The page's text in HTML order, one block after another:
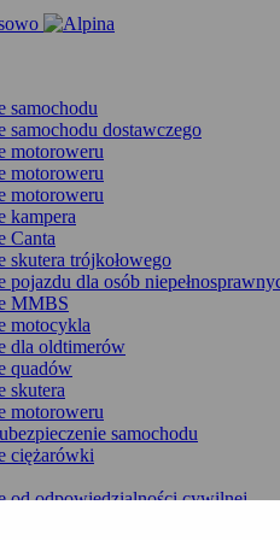
samochodu
samochodu dostawczego
motoroweru
motoroweru
motoroweru
kampera
Canta
skutera trójkołowego
pojazdu dla osób
MMBS
motocykla
dla oldtimerów
quadów
skutera
motoroweru
samochodu
ciężarówki
od odpowiedzialności cywilnej